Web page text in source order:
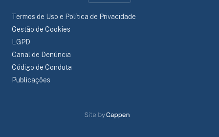
Termos de Uso e Política de Privacidade
Gestão de Cookies
LGPD
Canal de Denúncia
Código de Conduta
Publicações